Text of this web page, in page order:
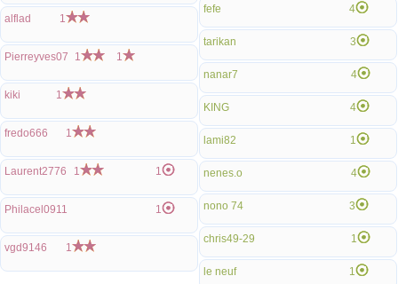
alflad 1
Pierreyves07 1 1
kiki 1
fredo666 1
Laurent2776 1 1
Philacel0911 1
vgd9146 1
fefe 4
tarikan 3
nanar7 4
KING 4
lami82 1
nenes.o 4
nono 74 3
chris49-29 1
le neuf 1